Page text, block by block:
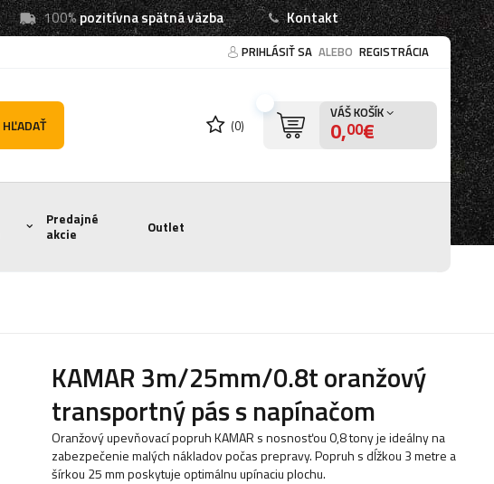
100%pozitívna spätná väzba Kontakt
PRIHLÁSIŤ SA ALEBO REGISTRÁCIA
HĽADAŤ (0)
VÁŠ KOŠÍK
0,00€
Predajné
akcie
Outlet
KAMAR 3m/25mm/0.8t oranžový
transportný pás s napínačom
Oranžový upevňovací popruh KAMAR s nosnosťou 0,8 tony je ideálny na
zabezpečenie malých nákladov počas prepravy. Popruh s dĺžkou 3 metre a
šírkou 25 mm poskytuje optimálnu upínaciu plochu.